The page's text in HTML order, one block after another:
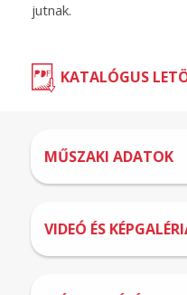
jutnak.
KATALÓGUS
MŰSZAKI ADATOK
VIDEÓ ÉS